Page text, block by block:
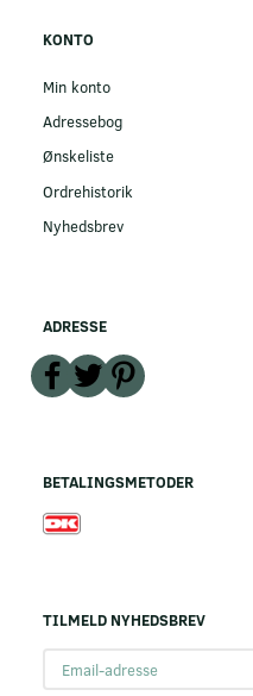
KONTO
Min konto
Adressebog
Ønskeliste
Ordrehistorik
Nyhedsbrev
ADRESSE
BETALINGSMETODER
TILMELD NYHEDSBREV
adresse